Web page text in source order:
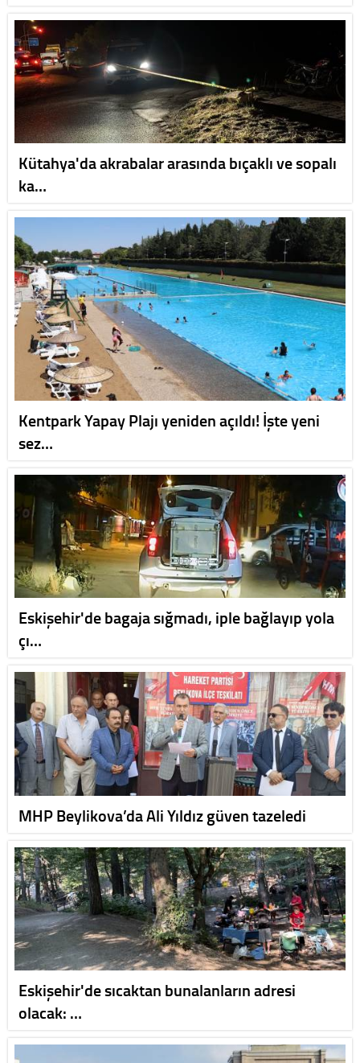
Kütahya'da akrabalar arasında bıçaklı ve sopalı
ka…
Kentpark Yapay Plajı yeniden açıldı! İşte yeni
sez…
Eskişehir'de bagaja sığmadı, iple bağlayıp yola
çı…
MHP Beylikova’da Ali Yıldız güven tazeledi
Eskişehir'de sıcaktan bunalanların adresi
olacak: …